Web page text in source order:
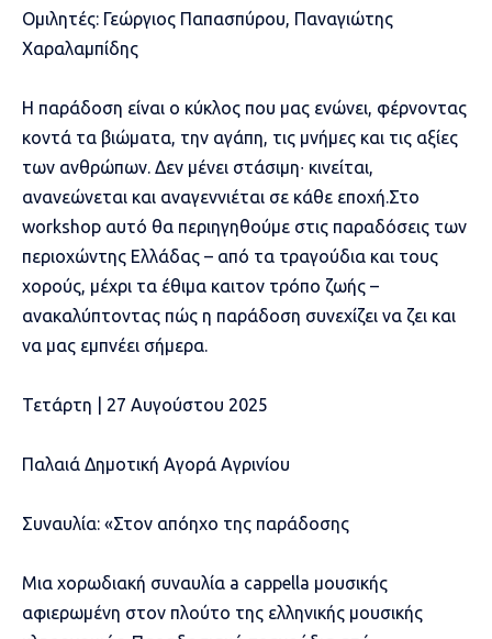
Ομιλητές: Γεώργιος Παπασπύρου, Παναγιώτης
Χαραλαμπίδης
Η παράδοση είναι ο κύκλος που μας ενώνει, φέρνοντας
κοντά τα βιώματα, την αγάπη, τις μνήμες και τις αξίες
των ανθρώπων. Δεν μένει στάσιμη∙ κινείται,
ανανεώνεται και αναγεννιέται σε κάθε εποχή.Στο
workshop αυτό θα περιηγηθούμε στις παραδόσεις των
περιοχώντης Ελλάδας – από τα τραγούδια και τους
χορούς, μέχρι τα έθιμα καιτον τρόπο ζωής –
ανακαλύπτοντας πώς η παράδοση συνεχίζει να ζει και
να μας εμπνέει σήμερα.
Τετάρτη | 27 Αυγούστου 2025
Παλαιά Δημοτική Αγορά Αγρινίου
Συναυλία: «Στον απόηχο της παράδοσης
Μια χορωδιακή συναυλία a cappella μουσικής
αφιερωμένη στον πλούτο της ελληνικής μουσικής